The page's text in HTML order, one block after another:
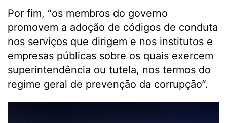
Por fim, “os membros do governo
promovem a adoção de códigos de conduta
nos serviços que dirigem e nos institutos e
empresas públicas sobre os quais exercem
superintendência ou tutela, nos termos do
regime geral de prevenção da corrupção”.